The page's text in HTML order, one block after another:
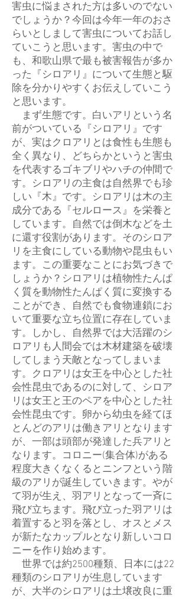
害虫に悩まされた方は多いのでない
でしょうか？今回は今年一年のおさ
らいとしまして害虫についてお話し
ていこうと思います。害虫の中で
も、和歌山県で最も被害報告が多か
った『シロアリ』について生態と駆
除を分かりやすくお伝えしていこう
と思います。
まず生態です。白いアリという名
前がついている『シロアリ』です
が、実はクロアリとは食性も生態も
全く異なり、どちらかというと害虫
を代表するゴキブリやハチの仲間で
す。シロアリの主食は自然界でも珍
しい『木』です。シロアリは木の主
成分である『セルロース』を栄養と
しています。自然では倒木などを土
に還す役割があります。そのシロア
リを主食にしている動物や昆虫もい
ます。この重要なことにお気づきで
しょうか？シロアリは植物性たんぱ
く質を動物性たんぱく質に変換する
ことができ、自然でも食物連鎖にお
いて重要な立ち位置に存在していま
す。しかし、自然界では大活躍のシ
ロアリも人間会では木材建築を破壊
してしまう天敵となってしまいま
す。クロアリは女王を中心とした社
会性昆虫であるのに対して、シロア
リは女王と王のペアを中心とした社
会性昆虫です。卵から幼虫を経てほ
とんどのアリは働きアリとなります
が、一部は頭部が発達した兵アリと
なります。コロニー(集合体)がある
程度大きくなくるとニンフという階
級のアリが誕生していきます。やが
て羽が生え、羽アリとなって一斉に
飛び立ちます。飛び立った羽アリは
着置すると羽を落とし、オスとメス
が新たなカップルとなり新しいコロ
ニーを作り始めます。
世界では約2500種類、日本には22
種類のシロアリが生息しています
が、大半のシロアリは土壌改良に重